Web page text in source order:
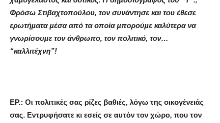
Φρόσω Στιβαχτοπούλου, τον συνάντησε και του έθεσε
ερωτήµατα µέσα από τα οποία µπορούµε καλύτερα να
γνωρίσουµε τον άνθρωπο, τον πολιτικό, τον…
“καλλιτέχνη”!
EΡ.: Οι πολιτικές σας ρίζες βαθιές, λόγω της οικογένειάς
σας. Εντρυφήσατε κι εσείς σε αυτόν τον χώρο, που τον